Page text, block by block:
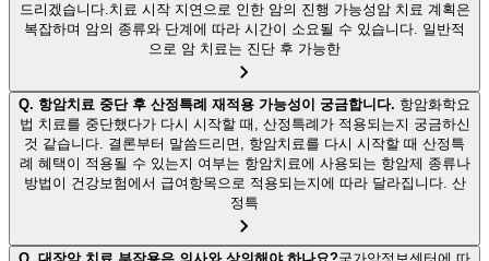
드리겠습니다.치료 시작 지연으로 인한 암의 진행 가능성암 치료 계획은
복잡하며 암의 종류와 단계에 따라 시간이 소요될 수 있습니다. 일반적
으로 암 치료는 진단 후 가능한
Q. 항암치료 중단 후 산정특례 재적용 가능성이 궁금합니다. 항암화학요
법 치료를 중단했다가 다시 시작할 때, 산정특례가 적용되는지 궁금하신
것 같습니다. 결론부터 말씀드리면, 항암치료를 다시 시작할 때 산정특
례 혜택이 적용될 수 있는지 여부는 항암치료에 사용되는 항암제 종류나
방법이 건강보험에서 급여항목으로 적용되는지에 따라 달라집니다. 산
정특